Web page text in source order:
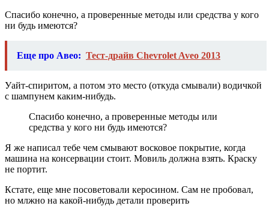
Спасибо конечно, а проверенные методы или средства у кого
ни будь имеются?
Еще про Авео: Тест-драйв Chevrolet Aveo 2013
Уайт-спиритом, а потом это место (откуда смывали) водичкой
с шампунем каким-нибудь.
Спасибо конечно, а проверенные методы или
средства у кого ни будь имеются?
Я же написал тебе чем смывают восковое покрытие, когда
машина на консервации стоит. Мовиль должна взять. Краску
не портит.
Кстате, еще мне посоветовали керосином. Сам не пробовал,
но млжно на какой-нибудь детали проверить